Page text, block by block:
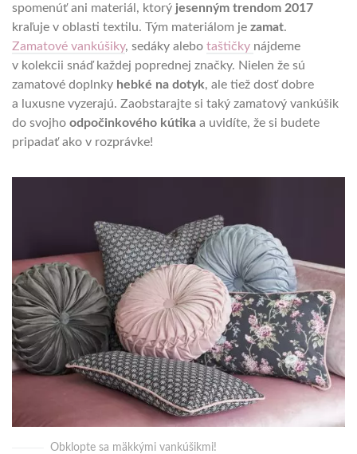
spomenúť ani materiál, ktorý jesenným trendom 2017
kraľuje v oblasti textilu. Tým materiálom je zamat.
Zamatové vankúšiky, sedáky alebo taštičky nájdeme
v kolekcii snáď každej poprednej značky. Nielen že sú
zamatové doplnky hebké na dotyk, ale tiež dosť dobre
a luxusne vyzerajú. Zaobstarajte si taký zamatový vankúšik
do svojho odpočinkového kútika a uvidíte, že si budete
pripadať ako v rozprávke!
Obklopte sa mäkkými vankúšikmi!